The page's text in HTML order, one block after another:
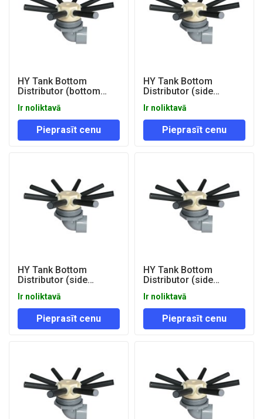
HY Tank Bottom
Distributor (bottom
Ir noliktavā
Pieprasīt cenu
HY Tank Bottom
Distributor (side
Ir noliktavā
Pieprasīt cenu
HY Tank Bottom
Distributor (side
Ir noliktavā
Pieprasīt cenu
HY Tank Bottom
Distributor (side
Ir noliktavā
Pieprasīt cenu